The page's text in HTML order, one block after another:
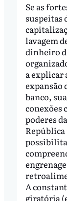
Se as
suspeitas
lavagem
dinheiro
a explicar
expansão
banco,
conexões
poderes da
República
A
giratória